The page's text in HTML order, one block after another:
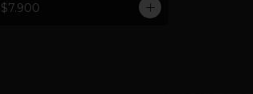
$7.900